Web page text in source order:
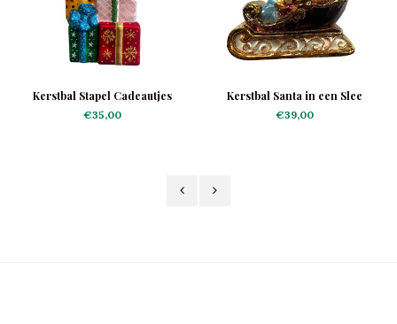
Kerstbal Stapel Cadeautjes
€35,00
Kerstbal Santa in een Slee
€39,00